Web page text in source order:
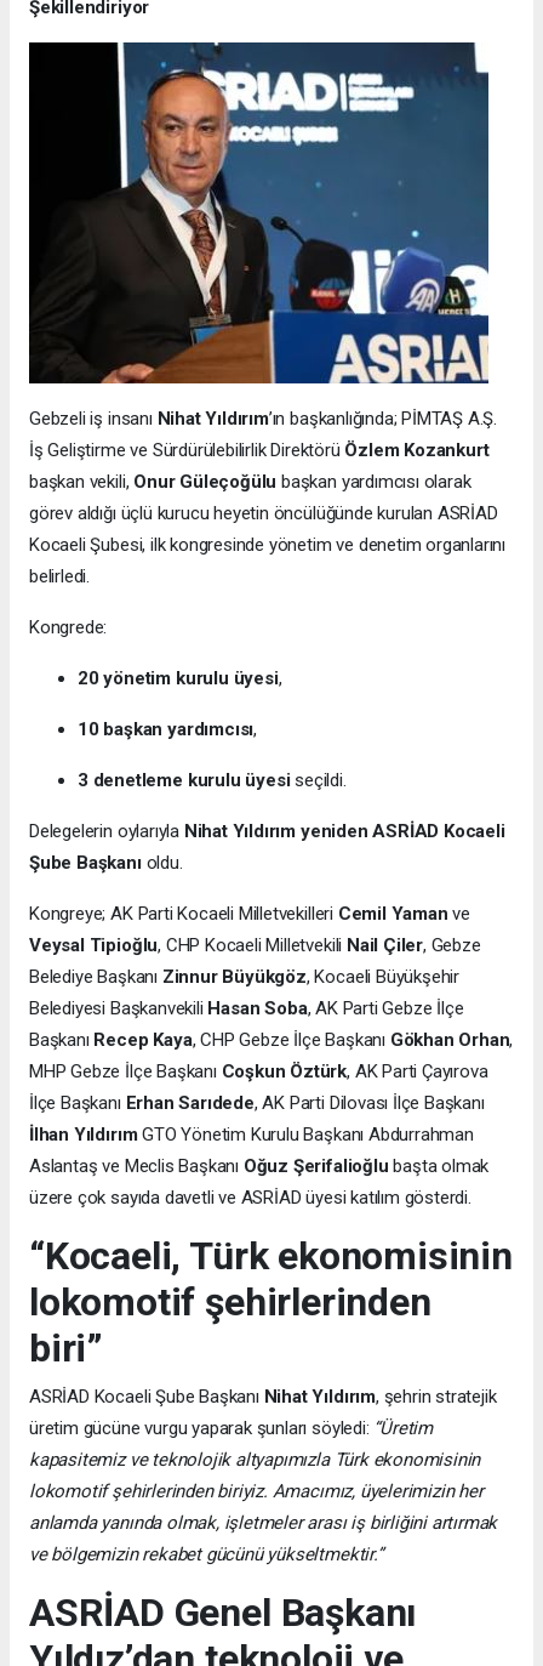
Şekillendiriyor
Gebzeli iş insanı Nihat Yıldırım’ın başkanlığında; PİMTAŞ A.Ş.
İş Geliştirme ve Sürdürülebilirlik Direktörü Özlem Kozankurt
başkan vekili, Onur Güleçoğülu başkan yardımcısı olarak
görev aldığı üçlü kurucu heyetin öncülüğünde kurulan ASRİAD
Kocaeli Şubesi, ilk kongresinde yönetim ve denetim organlarını
belirledi.
Kongrede:
20 yönetim kurulu üyesi,
10 başkan yardımcısı,
3 denetleme kurulu üyesiseçildi.
Delegelerin oylarıyla Nihat Yıldırım yeniden ASRİAD Kocaeli
Şube Başkanıoldu.
Kongreye; AK Parti Kocaeli Milletvekilleri Cemil Yaman ve
Veysal Tipioğlu, CHP Kocaeli Milletvekili Nail Çiler, Gebze
Belediye Başkanı Zinnur Büyükgöz, Kocaeli Büyükşehir
Belediyesi Başkanvekili Hasan Soba, AK Parti Gebze İlçe
Başkanı Recep Kaya, CHP Gebze İlçe Başkanı Gökhan Orhan,
MHP Gebze İlçe Başkanı Coşkun Öztürk, AK Parti Çayırova
İlçe Başkanı Erhan Sarıdede, AK Parti Dilovası İlçe Başkanı
İlhan YıldırımGTO Yönetim Kurulu Başkanı Abdurrahman
Aslantaş ve Meclis Başkanı Oğuz Şerifalioğlu başta olmak
üzere çok sayıda davetli ve ASRİAD üyesi katılım gösterdi.
“Kocaeli, Türk ekonomisinin
lokomotif şehirlerinden
biri”
ASRİAD Kocaeli Şube Başkanı Nihat Yıldırım, şehrin stratejik
üretim gücüne vurgu yaparak şunları söyledi: “Üretim
kapasitemiz ve teknolojik altyapımızla Türk ekonomisinin
lokomotif şehirlerinden biriyiz. Amacımız, üyelerimizin her
anlamda yanında olmak, işletmeler arası iş birliğini artırmak
ve bölgemizin rekabet gücünü yükseltmektir.”
ASRİAD Genel Başkanı